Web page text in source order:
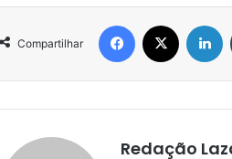
Compartilhar
Facebook
Redação